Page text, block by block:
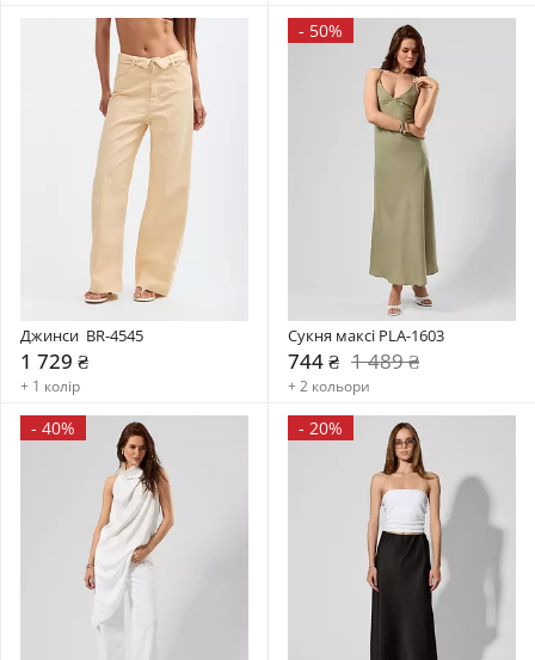
Джинси  BR-4545
1 729 ₴
+ 1 колір
- 50%
Сукня максі PLA-1603
744 ₴ 1 489 ₴
+ 2 кольори
- 40% - 20%